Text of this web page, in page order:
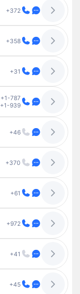
+372
+358
+31
+1-787
+1-939
+46
+370
+61
+972
+41
+45